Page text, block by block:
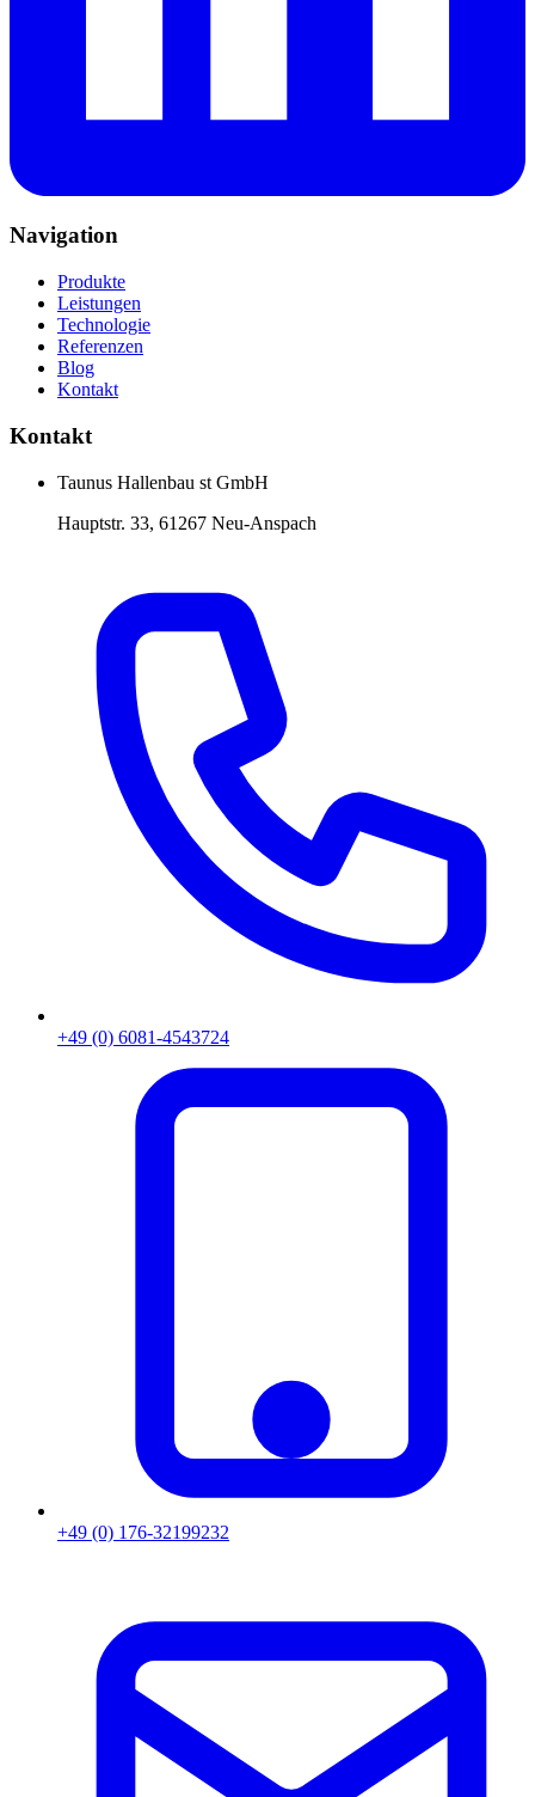
Navigation
Produkte
Leistungen
Technologie
Referenzen
Blog
Kontakt
Kontakt
Taunus Hallenbau st GmbH
Hauptstr. 33, 61267 Neu-Anspach
+49 (0) 6081-4543724
+49 (0) 176-32199232